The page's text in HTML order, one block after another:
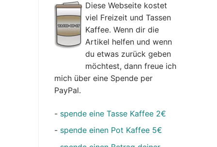
Diese Webseite kostet
viel Freizeit und Tassen
Kaffee. Wenn dir die
Artikel helfen und wenn
du etwas zurück geben
möchtest, dann freue ich
mich über eine Spende per
PayPal.
- spende eine Tasse Kaffee 2€
- spende einen Pot Kaffee 5€